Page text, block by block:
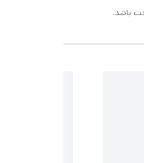
باشد.